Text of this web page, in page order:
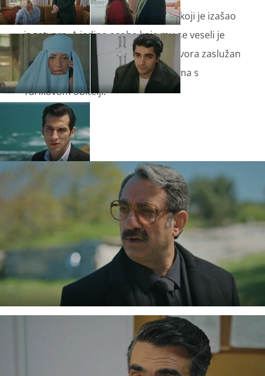
U živote Korhanovih vraća se Tarik koji je izašao
iz zatvora. A jedina osoba koja mu se veseli je
njegov brat. Za njegov izlazak iz zatvora zaslužan
je Tajar koji je bio u dobrim odnosima s
Tarikovom obitelji.